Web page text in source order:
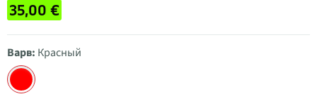
35,00 €
Варв: Красный